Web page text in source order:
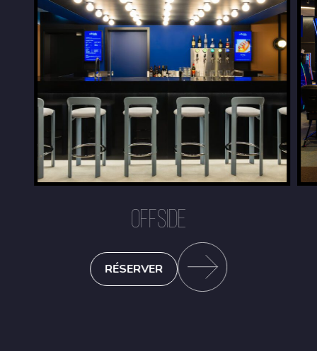
OFFSIDE
RÉSERVER